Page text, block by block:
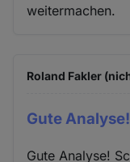
weitermachen.
Roland Fakler
Gute
Gute Analyse!